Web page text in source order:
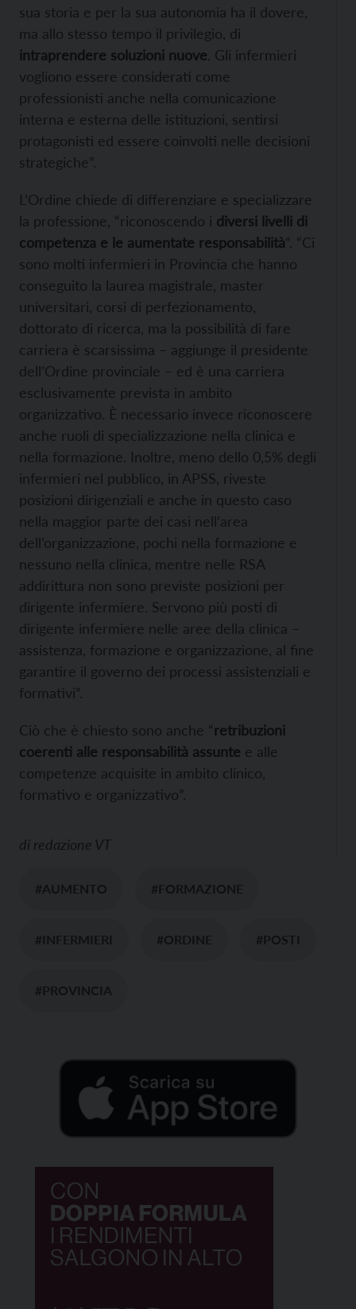
sua storia e per la sua autonomia ha il dovere,
ma allo stesso tempo il privilegio, di
intraprendere soluzioni nuove. Gli infermieri
vogliono essere considerati come
professionisti anche nella comunicazione
interna e esterna delle istituzioni, sentirsi
protagonisti ed essere coinvolti nelle decisioni
strategiche”.
L’Ordine chiede di differenziare e specializzare
la professione, “riconoscendo i diversi livelli di
competenza e le aumentate responsabilità“. “Ci
sono molti infermieri in Provincia che hanno
conseguito la laurea magistrale, master
universitari, corsi di perfezionamento,
dottorato di ricerca, ma la possibilità di fare
carriera è scarsissima – aggiunge il presidente
dell’Ordine provinciale – ed è una carriera
esclusivamente prevista in ambito
organizzativo. È necessario invece riconoscere
anche ruoli di specializzazione nella clinica e
nella formazione. Inoltre, meno dello 0,5% degli
infermieri nel pubblico, in APSS, riveste
posizioni dirigenziali e anche in questo caso
nella maggior parte dei casi nell’area
dell’organizzazione, pochi nella formazione e
nessuno nella clinica, mentre nelle RSA
addirittura non sono previste posizioni per
dirigente infermiere. Servono più posti di
dirigente infermiere nelle aree della clinica –
assistenza, formazione e organizzazione, al fine
garantire il governo dei processi assistenziali e
formativi”.
Ciò che è chiesto sono anche “retribuzioni
coerenti alle responsabilità assunte e alle
competenze acquisite in ambito clinico,
formativo e organizzativo”.
di redazione VT
#AUMENTO #FORMAZIONE
#INFERMIERI #ORDINE #POSTI
#PROVINCIA